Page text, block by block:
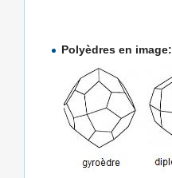
Polyèdres en image: